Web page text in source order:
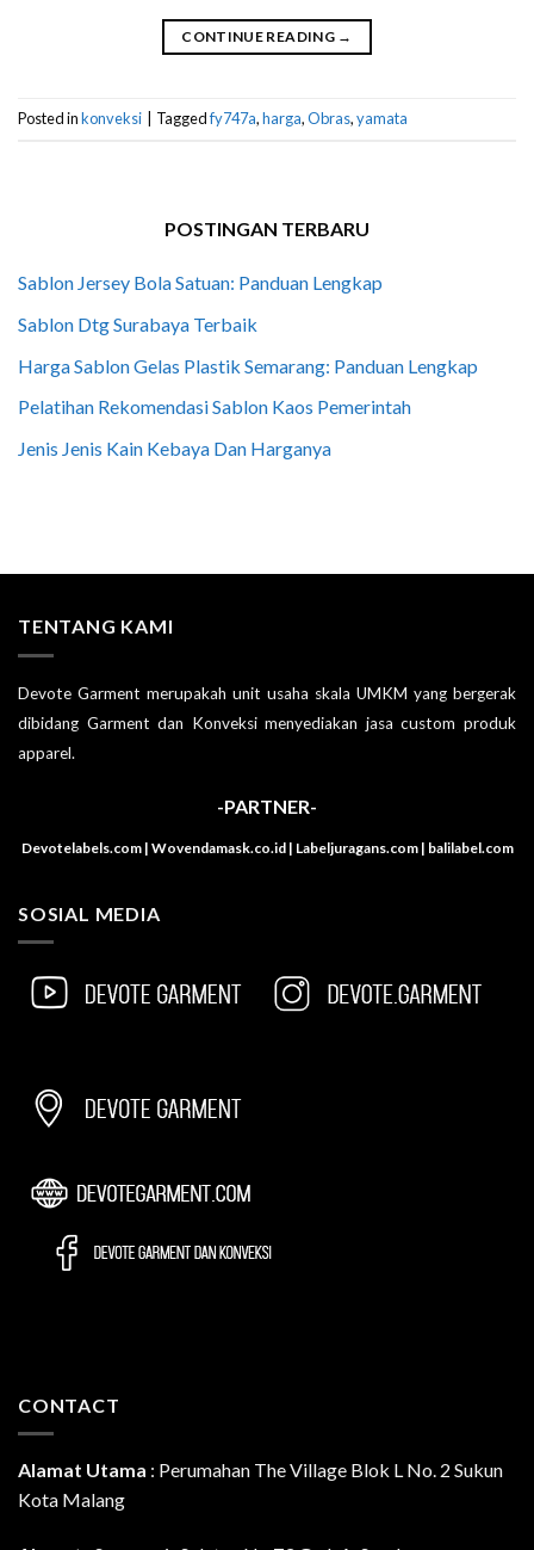
CONTINUE READING →
Posted inkonveksi Taggedfy747a,harga,Obras,yamata
POSTINGAN TERBARU
Sablon Jersey Bola Satuan: Panduan Lengkap
Sablon Dtg Surabaya Terbaik
Harga Sablon Gelas Plastik Semarang: Panduan Lengkap
Pelatihan Rekomendasi Sablon Kaos Pemerintah
Jenis Jenis Kain Kebaya Dan Harganya
TENTANG KAMI
Devote Garment merupakah unit usaha skala UMKM yang bergerak
dibidang Garment dan Konveksi menyediakan jasa custom produk
apparel.
-PARTNER-
Devotelabels.com | Wovendamask.co.id | Labeljuragans.com | balilabel.com
SOSIAL MEDIA
CONTACT
Alamat Utama : Perumahan The Village Blok L No. 2 Sukun
Kota Malang